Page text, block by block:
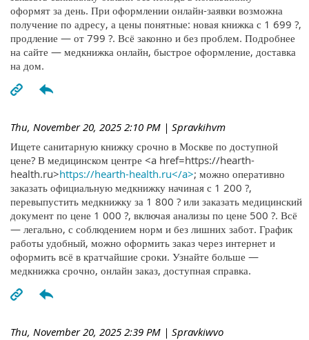
оформят за день. При оформлении онлайн-заявки возможна
получение по адресу, а цены понятные: новая книжка с 1 699 ?,
продление — от 799 ?. Всё законно и без проблем. Подробнее
на сайте — медкнижка онлайн, быстрое оформление, доставка
на дом.
Thu, November 20, 2025 2:10 PM | Spravkihvm
Ищете санитарную книжку срочно в Москве по доступной
цене? В медицинском центре <a href=https://hearth-
health.ru>https://hearth-health.ru</a>; можно оперативно
заказать официальную медкнижку начиная с 1 200 ?,
перевыпустить медкнижку за 1 800 ? или заказать медицинский
документ по цене 1 000 ?, включая анализы по цене 500 ?. Всё
— легально, с соблюдением норм и без лишних забот. График
работы удобный, можно оформить заказ через интернет и
оформить всё в кратчайшие сроки. Узнайте больше —
медкнижка срочно, онлайн заказ, доступная справка.
Thu, November 20, 2025 2:39 PM | Spravkiwvo